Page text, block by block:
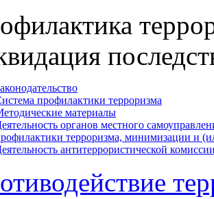
профилактики терроризма
материалы
органов местного
терроризма, минимизации и
антитеррористической